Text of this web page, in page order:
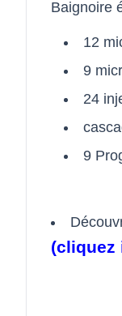
Baignoire
12
9
24
9
(cliquez